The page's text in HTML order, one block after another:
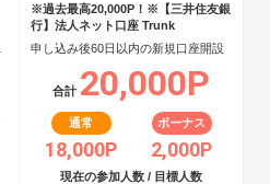
※過去最高20,000P！※【三井住友銀
行】法人ネット口座 Trunk
申し込み後60日以内の新規口座開設
合計 20,000P
通常
18,000P
ボーナス
2,000P
現在の参加人数 / 目標人数